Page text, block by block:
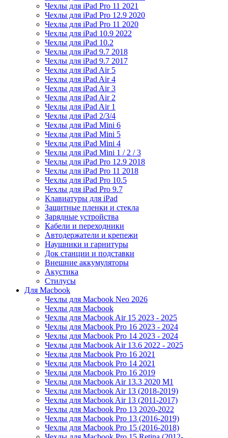
Чехлы для iPad Pro 11 2021
Чехлы для iPad Pro 12.9 2020
Чехлы для iPad Pro 11 2020
Чехлы для iPad 10.9 2022
Чехлы для iPad 10.2
Чехлы для iPad 9.7 2018
Чехлы для iPad 9.7 2017
Чехлы для iPad Air 5
Чехлы для iPad Air 4
Чехлы для iPad Air 3
Чехлы для iPad Air 2
Чехлы для iPad Air 1
Чехлы для iPad 2/3/4
Чехлы для iPad Mini 6
Чехлы для iPad Mini 5
Чехлы для iPad Mini 4
Чехлы для iPad Mini 1 / 2 / 3
Чехлы для iPad Pro 12.9 2018
Чехлы для iPad Pro 11 2018
Чехлы для iPad Pro 10.5
Чехлы для iPad Pro 9.7
Клавиатуры для iPad
Защитные пленки и стекла
Зарядные устройства
Кабели и переходники
Автодержатели и крепежи
Наушники и гарнитуры
Док станции и подставки
Внешние аккумуляторы
Акустика
Стилусы
Для Macbook
Чехлы для Macbook Neo 2026
Чехлы для Macbook
Чехлы для Macbook Air 15 2023 - 2025
Чехлы для Macbook Pro 16 2023 - 2024
Чехлы для Macbook Pro 14 2023 - 2024
Чехлы для Macbook Air 13.6 2022 - 2025
Чехлы для Macbook Pro 16 2021
Чехлы для Macbook Pro 14 2021
Чехлы для Macbook Pro 16 2019
Чехлы для Macbook Air 13.3 2020 M1
Чехлы для Macbook Air 13 (2018-2019)
Чехлы для Macbook Air 13 (2011-2017)
Чехлы для Macbook Pro 13 2020-2022
Чехлы для Macbook Pro 13 (2016-2019)
Чехлы для Macbook Pro 15 (2016-2018)